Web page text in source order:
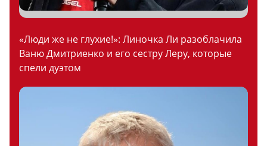
«Люди же не глухие!»: Линочка Ли разоблачила
Ваню Дмитриенко и его сестру Леру, которые
спели дуэтом